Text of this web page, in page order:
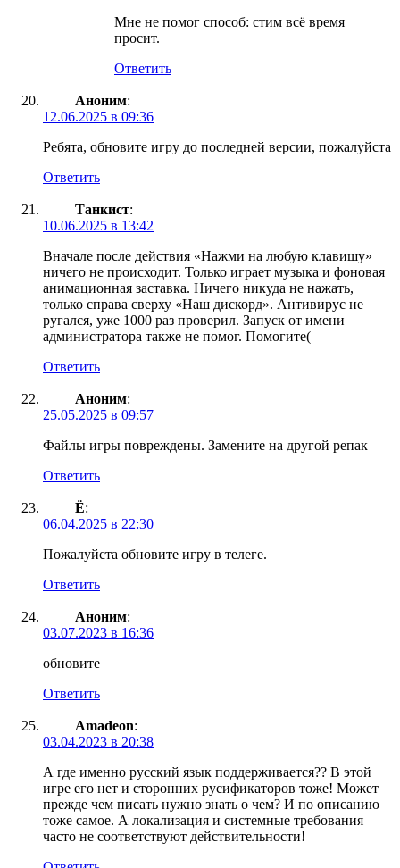
Мне не помог способ: стим всё время
просит.
Ответить
Аноним:
12.06.2025 в 09:36
Ребята, обновите игру до последней версии, пожалуйста
Ответить
Танкист:
10.06.2025 в 13:42
Вначале после действия «Нажми на любую клавишу»
ничего не происходит. Только играет музыка и фоновая
анимационная заставка. Ничего никуда не нажать,
только справа сверху «Наш дискорд». Антивирус не
ругался, уже 1000 раз проверил. Запуск от имени
администратора также не помог. Помогите(
Ответить
Аноним:
25.05.2025 в 09:57
Файлы игры повреждены. Замените на другой репак
Ответить
Ё:
06.04.2025 в 22:30
Пожалуйста обновите игру в телеге.
Ответить
Аноним:
03.07.2023 в 16:36
обновите
Ответить
Amadeon:
03.04.2023 в 20:38
А где именно русский язык поддерживается?? В этой
игре его нет и сторонних русификаторов тоже! Может
прежде чем писать нужно знать о чем? И по описанию
тоже самое. А локализация и системные требования
часто не соответствуют действительности!